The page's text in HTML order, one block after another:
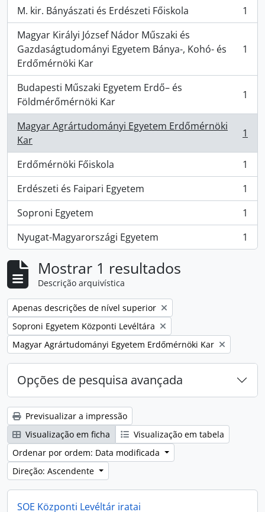
M. kir. Bányászati és Erdészeti Főiskola
, 1 resultados
1
Magyar Királyi József Nádor Műszaki és
Gazdaságtudományi Egyetem Bánya-, Kohó- és
Erdőmérnöki Kar
, 1 resultados 1
Budapesti Műszaki Egyetem Erdő– és
Földmérőmérnöki Kar
, 1 resultados 1
Magyar Agrártudományi Egyetem Erdőmérnöki
Kar
, 1 resultados 1
Erdőmérnöki Főiskola
, 1 resultados
1
Erdészeti és Faipari Egyetem
, 1 resultados
1
Soproni Egyetem
, 1 resultados
1
Nyugat-Magyarországi Egyetem
, 1 resultados 1
Mostrar 1 resultados
Descrição arquivística
Remover filtro:
Apenas descrições de nível superior
Remover filtro:
Soproni Egyetem Központi Levéltára
Remover filtro:
Magyar Agrártudományi Egyetem Erdőmérnöki Kar
Opções de pesquisa avançada
Previsualizar a impressão
Visualização em ficha
Visualização em tabela
Ordenar por ordem: Data modificada
Direção: Ascendente
SOE Központi Levéltár iratai